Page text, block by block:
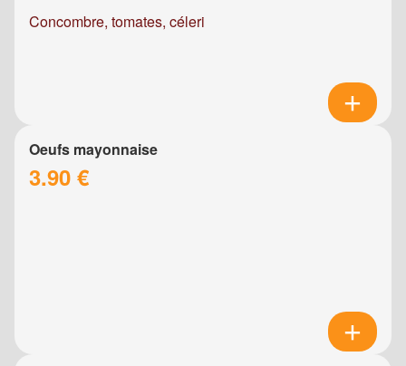
Concombre, tomates, céleri
Oeufs mayonnaise
3.90 €